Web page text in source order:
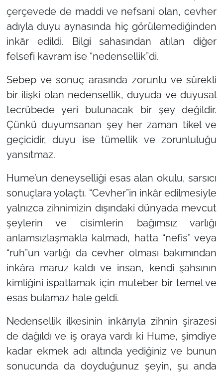
çerçevede de maddi ve nefsani olan, cevher
adıyla duyu aynasında hiç görülemediğinden
inkâr edildi. Bilgi sahasından atılan diğer
felsefi kavram ise “nedensellik”di.
Sebep ve sonuç arasında zorunlu ve sürekli
bir ilişki olan nedensellik, duyuda ve duyusal
tecrübede yeri bulunacak bir şey değildir.
Çünkü duyumsanan şey her zaman tikel ve
geçicidir, duyu ise tümellik ve zorunluluğu
yansıtmaz.
Hume’un deneyselliği esas alan okulu, sarsıcı
sonuçlara yolaçtı. “Cevher”in inkâr edilmesiyle
yalnızca zihnimizin dışındaki dünyada mevcut
şeylerin ve cisimlerin bağımsız varlığı
anlamsızlaşmakla kalmadı, hatta “nefis” veya
“ruh”un varlığı da cevher olması bakımından
inkâra maruz kaldı ve insan, kendi şahsının
kimliğini ispatlamak için muteber bir temel ve
esas bulamaz hale geldi.
Nedensellik ilkesinin inkârıyla zihnin şirazesi
de dağıldı ve iş oraya vardı ki Hume, şimdiye
kadar ekmek adı altında yediğiniz ve bunun
sonucunda da doyduğunuz şeyin, şu anda